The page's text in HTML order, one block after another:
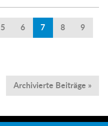
5 6 7 8
9
Archivierte Beiträge »